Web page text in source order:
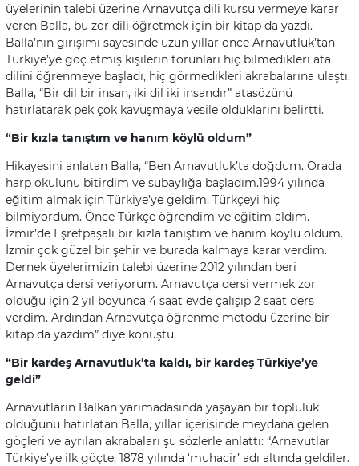
üyelerinin talebi üzerine Arnavutça dili kursu vermeye karar
veren Balla, bu zor dili öğretmek için bir kitap da yazdı.
Balla’nın girişimi sayesinde uzun yıllar önce Arnavutluk’tan
Türkiye’ye göç etmiş kişilerin torunları hiç bilmedikleri ata
dilini öğrenmeye başladı, hiç görmedikleri akrabalarına ulaştı.
Balla, “Bir dil bir insan, iki dil iki insandır” atasözünü
hatırlatarak pek çok kavuşmaya vesile olduklarını belirtti.
“Bir kızla tanıştım ve hanım köylü oldum”
Hikayesini anlatan Balla, “Ben Arnavutluk’ta doğdum. Orada
harp okulunu bitirdim ve subaylığa başladım.1994 yılında
eğitim almak için Türkiye’ye geldim. Türkçeyi hiç
bilmiyordum. Önce Türkçe öğrendim ve eğitim aldım.
İzmir’de Eşrefpaşalı bir kızla tanıştım ve hanım köylü oldum.
İzmir çok güzel bir şehir ve burada kalmaya karar verdim.
Dernek üyelerimizin talebi üzerine 2012 yılından beri
Arnavutça dersi veriyorum. Arnavutça dersi vermek zor
olduğu için 2 yıl boyunca 4 saat evde çalışıp 2 saat ders
verdim. Ardından Arnavutça öğrenme metodu üzerine bir
kitap da yazdım” diye konuştu.
“Bir kardeş Arnavutluk’ta kaldı, bir kardeş Türkiye’ye
geldi”
Arnavutların Balkan yarımadasında yaşayan bir topluluk
olduğunu hatırlatan Balla, yıllar içerisinde meydana gelen
göçleri ve ayrılan akrabaları şu sözlerle anlattı: “Arnavutlar
Türkiye’ye ilk göçte, 1878 yılında ‘muhacir’ adı altında geldiler.